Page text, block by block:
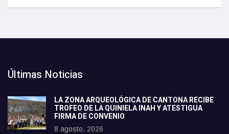
Últimas Noticias
LA ZONA ARQUEOLÓGICA DE CANTONA RECIBE
TROFEO DE LA QUINIELA INAH Y ATESTIGUA
FIRMA DE CONVENIO
8 agosto, 2026